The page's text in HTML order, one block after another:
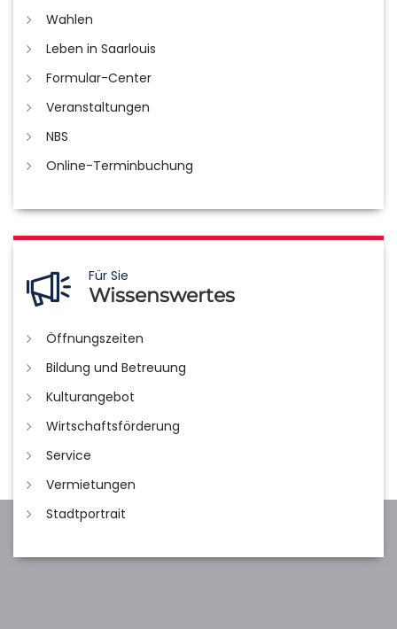
Wahlen
Leben in Saarlouis
Formular-Center
Veranstaltungen
NBS
Online-Terminbuchung
Für Sie
Wissenswertes
Öffnungszeiten
Bildung und Betreuung
Kulturangebot
Wirtschaftsförderung
Service
Vermietungen
Stadtportrait